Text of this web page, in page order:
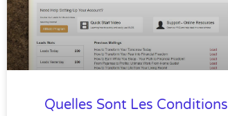
Quelles Sont Les Conditions